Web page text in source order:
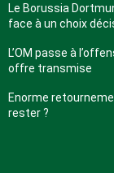
Le Borussia
face à un choix
L’OM passe à
offre transmise
Enorme
rester ?